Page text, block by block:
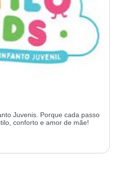
Juvenis. Porque cada passo
conforto e amor de mãe!